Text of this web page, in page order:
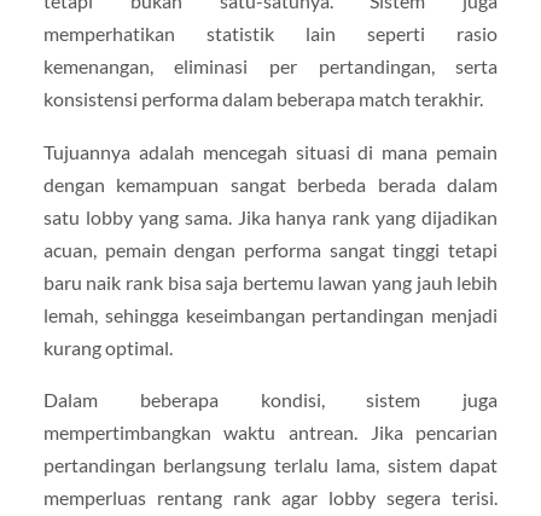
memperhatikan statistik lain seperti rasio
kemenangan, eliminasi per pertandingan, serta
konsistensi performa dalam beberapa match terakhir.
Tujuannya adalah mencegah situasi di mana pemain
dengan kemampuan sangat berbeda berada dalam
satu lobby yang sama. Jika hanya rank yang dijadikan
acuan, pemain dengan performa sangat tinggi tetapi
baru naik rank bisa saja bertemu lawan yang jauh lebih
lemah, sehingga keseimbangan pertandingan menjadi
kurang optimal.
Dalam beberapa kondisi, sistem juga
mempertimbangkan waktu antrean. Jika pencarian
pertandingan berlangsung terlalu lama, sistem dapat
memperluas rentang rank agar lobby segera terisi.